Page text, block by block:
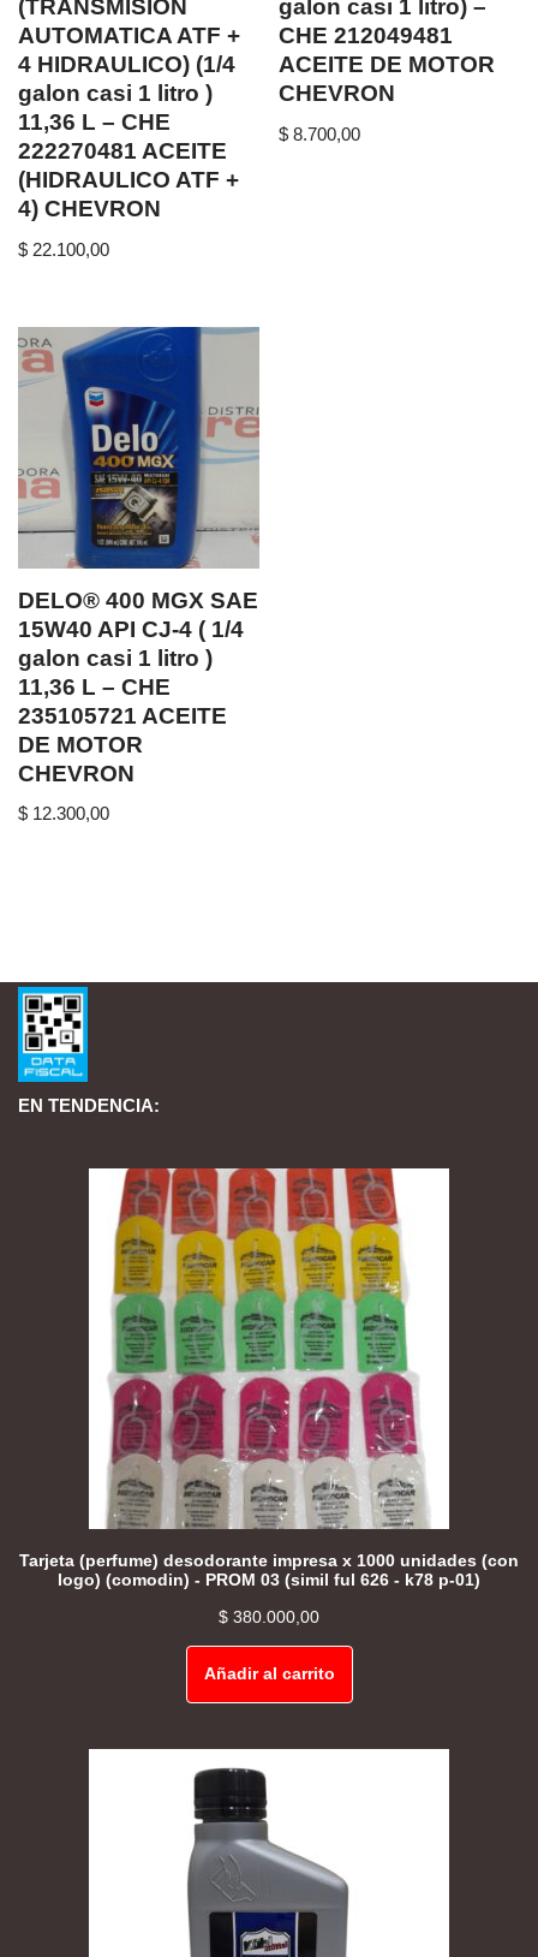
(TRANSMISION
AUTOMATICA ATF +
4 HIDRAULICO) (1/4
galon casi 1 litro )
11,36 L – CHE
222270481 ACEITE
(HIDRAULICO ATF +
4) CHEVRON
$ 22.100,00
galon casi 1 litro) –
CHE 212049481
ACEITE DE MOTOR
CHEVRON
$ 8.700,00
DELO® 400 MGX SAE
15W40 API CJ-4 ( 1/4
galon casi 1 litro )
11,36 L – CHE
235105721 ACEITE
DE MOTOR
CHEVRON
$ 12.300,00
EN TENDENCIA:
Tarjeta (perfume) desodorante impresa x 1000 unidades (con
logo) (comodin) - PROM 03 (simil ful 626 - k78 p-01)
$ 380.000,00
Añadir al carrito